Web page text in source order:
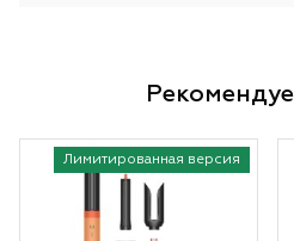
Лимитированная версия